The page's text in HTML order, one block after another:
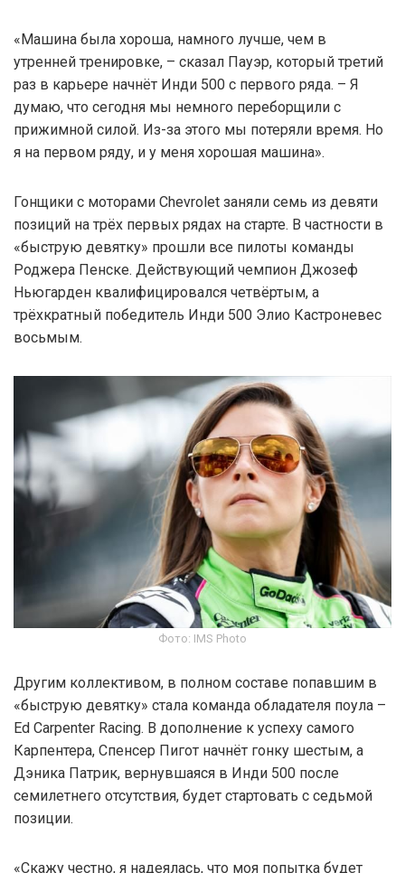
«Машина была хороша, намного лучше, чем в
утренней тренировке, – сказал Пауэр, который третий
раз в карьере начнёт Инди 500 с первого ряда. – Я
думаю, что сегодня мы немного переборщили с
прижимной силой. Из-за этого мы потеряли время. Но
я на первом ряду, и у меня хорошая машина».
Гонщики с моторами Chevrolet заняли семь из девяти
позиций на трёх первых рядах на старте. В частности в
«быструю девятку» прошли все пилоты команды
Роджера Пенске. Действующий чемпион Джозеф
Ньюгарден квалифицировался четвёртым, а
трёхкратный победитель Инди 500 Элио Кастроневес
восьмым.
Фото: IMS Photo
Другим коллективом, в полном составе попавшим в
«быструю девятку» стала команда обладателя поула –
Ed Carpenter Racing. В дополнение к успеху самого
Карпентера, Спенсер Пигот начнёт гонку шестым, а
Дэника Патрик, вернувшаяся в Инди 500 после
семилетнего отсутствия, будет стартовать с седьмой
позиции.
«Скажу честно, я надеялась, что моя попытка будет